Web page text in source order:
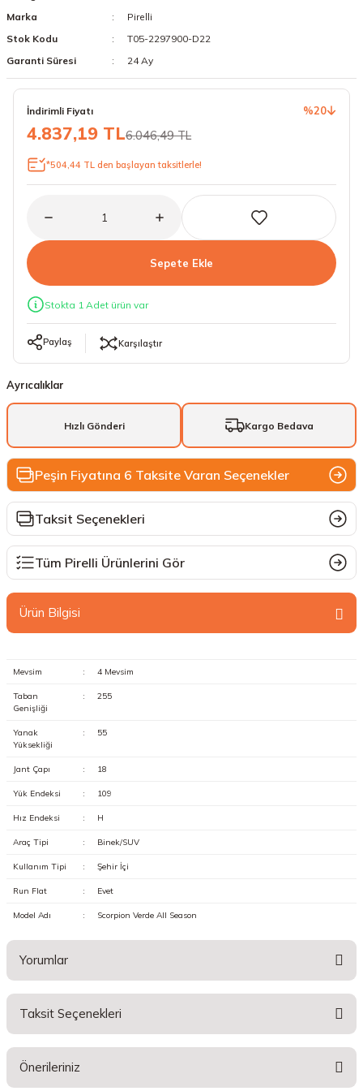
24 Lastikler
Marka
Pirelli
Stok Kodu
T05-2297900-D22
Garanti Süresi
24 Ay
İndirimli Fiyatı %20
4.837,19 TL6.046,49 TL
*504,44 TL den başlayan taksitlerle!
Sepete Ekle
Stokta 1 Adet ürün var
Paylaş Karşılaştır
Ayrıcalıklar
Hızlı Gönderi Kargo Bedava
Peşin Fiyatına 6 Taksite Varan Seçenekler
Taksit Seçenekleri
Tüm Pirelli Ürünlerini Gör
Ürün Bilgisi
Mevsim : 4 Mevsim
Taban
Genişliği
: 255
Yanak
Yüksekliği
: 55
Jant Çapı : 18
Yük Endeksi : 109
Hız Endeksi : H
Araç Tipi : Binek/SUV
Kullanım Tipi : Şehir İçi
Run Flat : Evet
Model Adı : Scorpion Verde All Season
Yorumlar
Taksit Seçenekleri
Önerileriniz